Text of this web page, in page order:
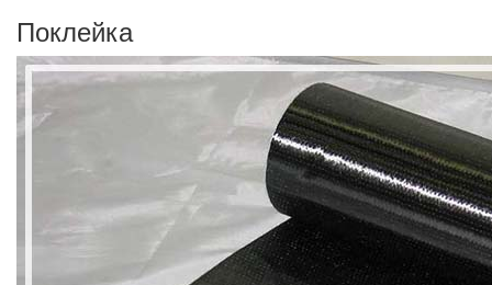
Поклейка